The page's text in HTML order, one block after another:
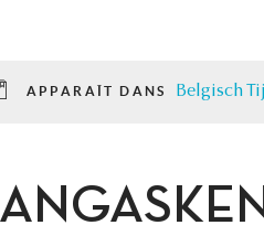
APPARAÎT DANS Belgisch